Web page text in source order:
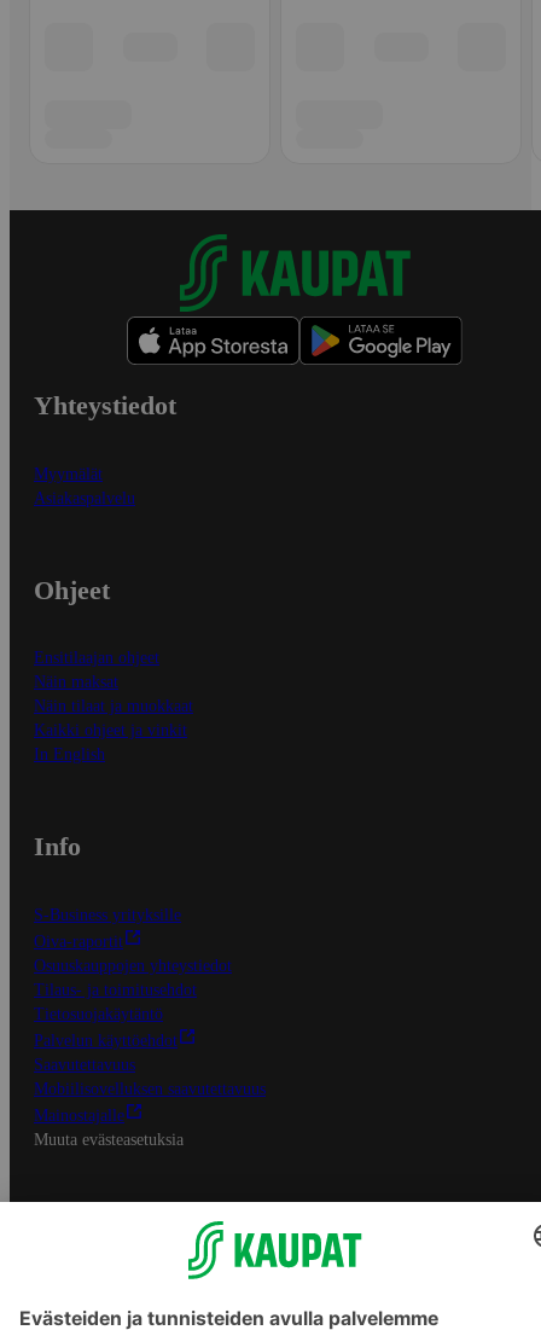
Yhteystiedot
Myymälät
Asiakaspalvelu
Ohjeet
Ensitilaajan ohjeet
Näin maksat
Näin tilaat ja muokkaat
Kaikki ohjeet ja vinkit
In English
Info
S-Business yrityksille
Oiva-raportit
Osuuskauppojen yhteystiedot
Tilaus- ja toimitusehdot
Tietosuojakäytäntö
Palvelun käyttöehdot
Saavutettavuus
Mobiilisovelluksen saavutettavuus
Mainostajalle
Muuta evästeasetuksia
S-ryhmän palvelut